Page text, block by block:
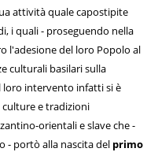
attività quale capostipite
i quali - proseguendo nella
l'adesione del loro Popolo al
culturali basilari sulla
loro intervento infatti si è
e tradizioni
orientali e slave che -
- portò alla nascita del primo